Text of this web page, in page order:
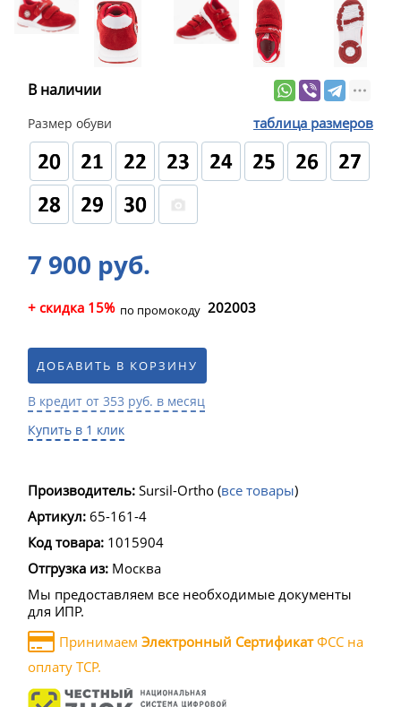
В наличии
Размер обуви таблица размеров
7 900 руб.
+ скидка 15% по промокоду 202003
ДОБАВИТЬ В КОРЗИНУ
В кредит от 353 руб. в месяц
Купить в 1 клик
Производитель: Sursil-Ortho (все товары)
Артикул: 65-161-4
Код товара: 1015904
Отгрузка из: Москва
Мы предоставляем все необходимые документы
для ИПР.
Принимаем Электронный СертификатФСС на
оплату ТСР.